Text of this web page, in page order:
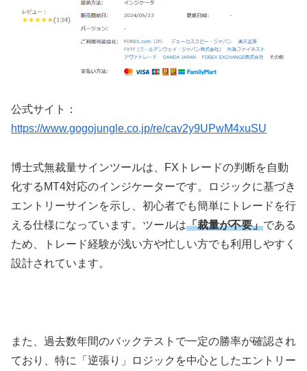
公式サイト：
https://www.gogojungle.co.jp/re/cav2y9UPwM4xuSU
博士式無裁量サインツールは、 FX トレードの判断を自動
化する MT4対応のインジケーターです。ロジックに基づき
エントリーサインを示し、初心者でも簡単にトレードを行
える仕様になっています。ツールは「裁量が不要」である
ため、トレード経験が浅い方や忙しい方でも利用しやすく
設計されています。
また、過去数年間のバックテストで一定の勝率が確認され
ており、特に「逆張り」ロジックを中心としたエントリー